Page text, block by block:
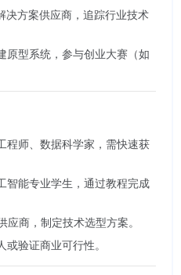
决方案供应商，追踪行业技术
原型系统，参与创业大赛（如
程师、数据科学家，需快速获
智能专业学生，通过教程完成
应商，制定技术选型方案。
或验证商业可行性。